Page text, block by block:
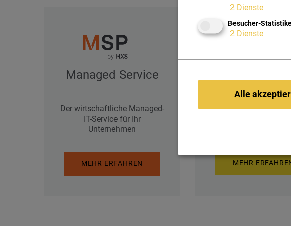
Managed Service
Der wirtschaftliche Managed-
IT-Service für Ihr
Unternehmen
MEHR ERFAHREN
Von der
MEHR
2 Dienste
Besucher-
2 Dienste
Alle